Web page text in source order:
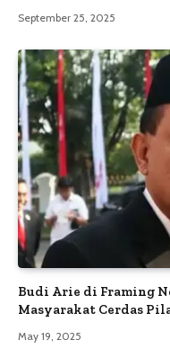
September 25, 2025
Budi Arie di Framing
Masyarakat Cerdas
May 19, 2025